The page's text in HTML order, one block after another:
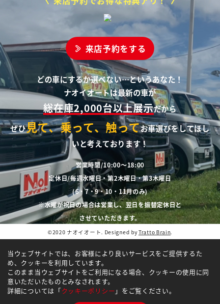
来店予約をする
どの車にするか選べない…というあなた！
ナオイオートは最新の車が
総在庫2,000台以上展示だから
ぜひ見て、乗って、触ってお車選びをしてほし
いと考えております！
営業時間/10:00～18:00
定休日/毎週水曜日・第2木曜日・第3木曜日
(6・7・9・10・11月のみ)
※水曜が祝日の場合は営業し、翌日を振替定休日と
させていただきます。
©2020 ナオイオート. Designed byTratto Brain.
当ウェブサイトでは、お客様により良いサービスをご提供するた
め、クッキーを利用しています。
このまま当ウェブサイトをご利用になる場合、クッキーの使用に同
意いただいたものとみなされます。
詳細については「クッキーポリシー 」をご覧ください。